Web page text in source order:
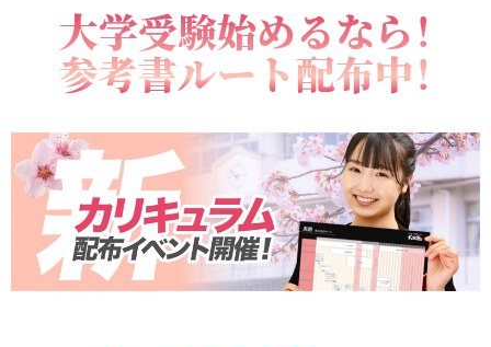
大学受験始めるなら！
参考書ルート配布中！